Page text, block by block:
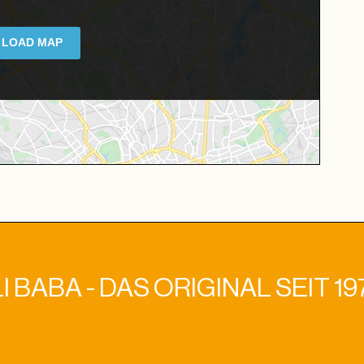
LOAD MAP
BABA - DAS ORIGINAL SEIT